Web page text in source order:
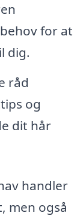
for at
dig.
råd
og
dit hår
handler
men også